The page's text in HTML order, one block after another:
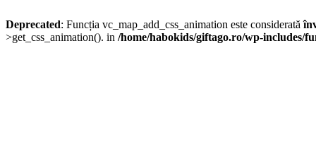
Deprecated: Funcția vc_map_add_css_animation este considerată
>get_css_animation(). in /home/habokids/giftago.ro/wp-includes/